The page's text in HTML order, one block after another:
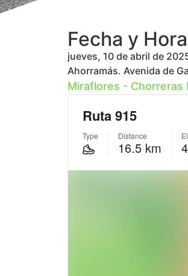
Fecha y
jueves, 10 de abril de
Ahorramás. Avenida de
Miraflores - Chorreras